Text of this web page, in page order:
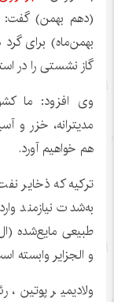
بهمن‌ماه) برای
گاز نشستی را در
وی افزود: ما
مدیترانه، خزر و
هم خواهیم آورد.
ترکیه که ذخایر
به‌شدت نیازمند
طبیعی مایع‌شده (
و الجزایر وابسته
ولادیمیر